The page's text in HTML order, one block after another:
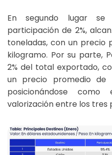
En segundo lugar
participación de 2%,
toneladas, con un precio
kilogramo. Por su parte,
2% del total exportado,
un precio promedio de
posicionándose
valorización entre los tres